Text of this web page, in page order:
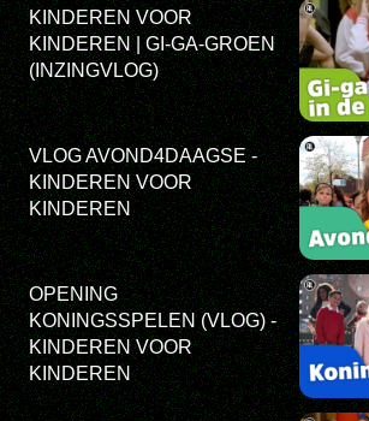
KINDEREN VOOR
KINDEREN | GI-GA-GROEN
(INZINGVLOG)
VLOG AVOND4DAAGSE -
KINDEREN VOOR
KINDEREN
OPENING
KONINGSSPELEN (VLOG) -
KINDEREN VOOR
KINDEREN